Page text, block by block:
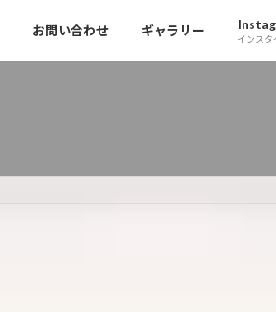
お問い合わせ ギャラリー
インスタ